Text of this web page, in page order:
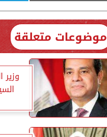
موضوعات متعلقة
وزير